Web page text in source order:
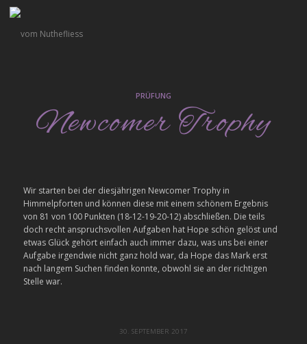
PRÜFUNG
Newcomer Trophy
Wir starten bei der diesjährigen Newcomer Trophy in
Himmelpforten und können diese mit einem schönem Ergebnis
von 81 von 100 Punkten (18-12-19-20-12) abschließen. Die teils
doch recht anspruchsvollen Aufgaben hat Hope schön gelöst und
etwas Glück gehört einfach auch immer dazu, was uns bei einer
Aufgabe irgendwie nicht ganz hold war, da Hope das Mark erst
nach langem Suchen finden konnte, obwohl sie an der richtigen
Stelle war.
30. SEPTEMBER 2017